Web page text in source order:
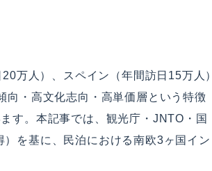
万人）、スペイン（年間訪日15万人）
向・高文化志向・高単価層という特徴
す。本記事では、観光庁・JNTO・国
を基に、民泊における南欧3ヶ国イン